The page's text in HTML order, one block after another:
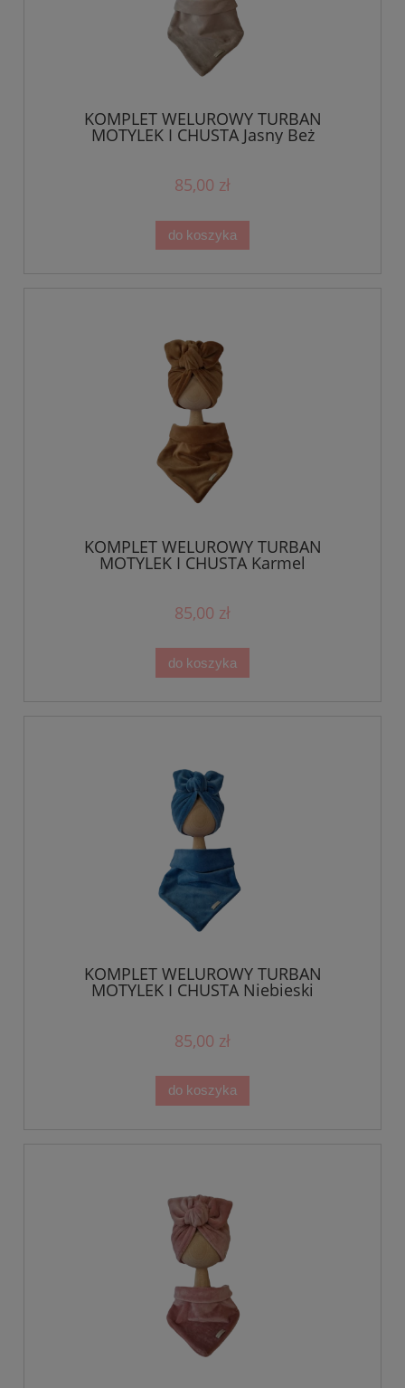
KOMPLET WELUROWY TURBAN
MOTYLEK I CHUSTA Jasny Beż
85,00 zł
do koszyka
KOMPLET WELUROWY TURBAN
MOTYLEK I CHUSTA Karmel
85,00 zł
do koszyka
KOMPLET WELUROWY TURBAN
MOTYLEK I CHUSTA Niebieski
85,00 zł
do koszyka